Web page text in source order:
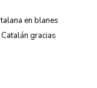
en blanes
gracias